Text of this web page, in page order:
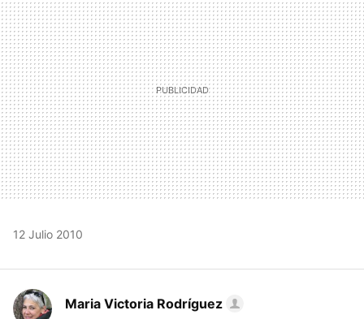
12 Julio 2010
Maria Victoria Rodríguez